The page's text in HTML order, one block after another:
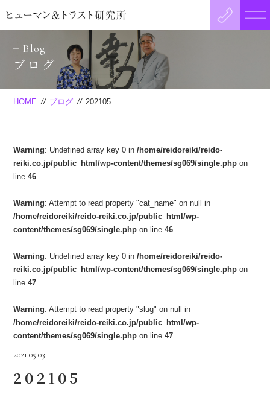
Blog
ブログ
HOME // ブログ // 202105
Warning: Undefined array key 0 in/home/reidoreiki/reido-
reiki.co.jp/public_html/wp-content/themes/sg069/single.php on
line46
Warning: Attempt to read property "cat_name" on null in
/home/reidoreiki/reido-reiki.co.jp/public_html/wp-
content/themes/sg069/single.php on line46
Warning: Undefined array key 0 in/home/reidoreiki/reido-
reiki.co.jp/public_html/wp-content/themes/sg069/single.php on
line47
Warning: Attempt to read property "slug" on null in
/home/reidoreiki/reido-reiki.co.jp/public_html/wp-
content/themes/sg069/single.php on line47
2021.05.03
202105